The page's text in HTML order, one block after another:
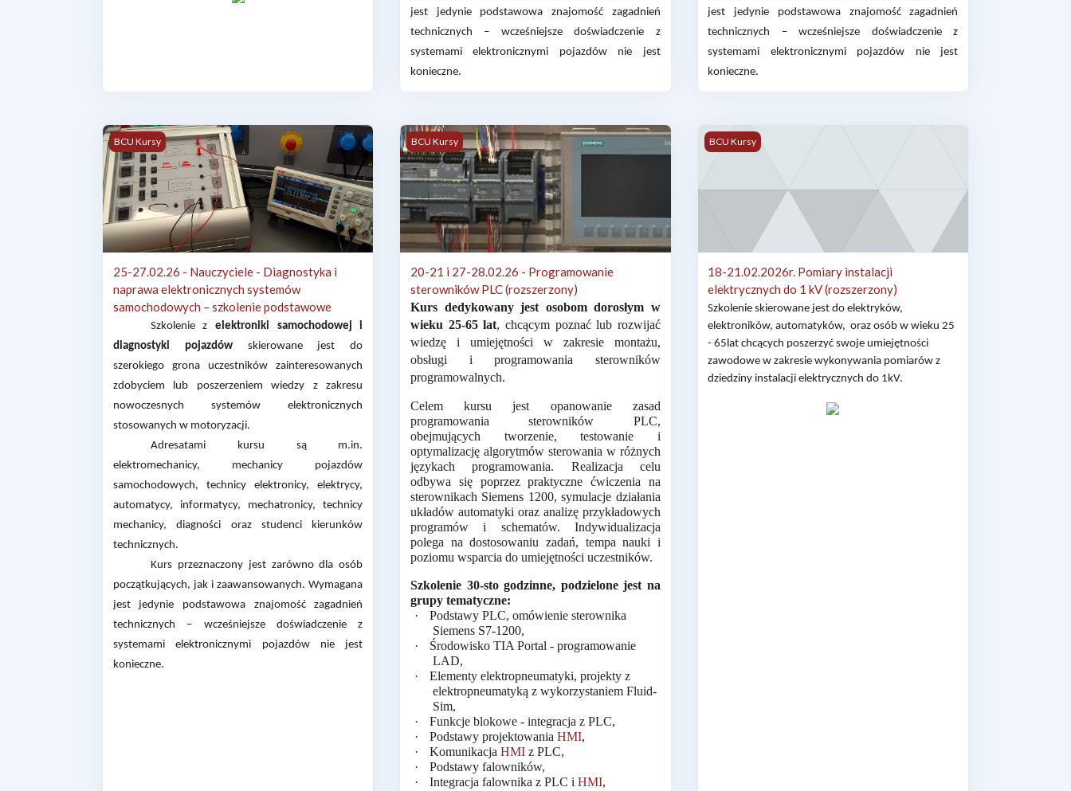
jest jedynie podstawowa znajomość zagadnień
technicznych – wcześniejsze doświadczenie z
systemami elektronicznymi pojazdów nie jest
konieczne.
jest jedynie podstawowa znajomość zagadnień
technicznych – wcześniejsze doświadczenie z
systemami elektronicznymi pojazdów nie jest
konieczne.
25-27.02.26 - Nauczyciele - Diagnostyka i naprawa elektronicznych systemów samochodowych – szkolenie podstawowe
BCU Kursy
25-27.02.26 - Nauczyciele - Diagnostyka i
naprawa elektronicznych systemów
samochodowych – szkolenie podstawowe
Szkolenie zelektroniki samochodowej i
diagnostyki pojazdówskierowane jest do
szerokiego grona uczestników zainteresowanych
zdobyciem lub poszerzeniem wiedzy z zakresu
nowoczesnych systemów elektronicznych
stosowanych w motoryzacji.
Adresatami kursu są m.in.
elektromechanicy, mechanicy pojazdów
samochodowych, technicy elektronicy, elektrycy,
automatycy, informatycy, mechatronicy, technicy
mechanicy, diagności oraz studenci kierunków
technicznych.
Kurs przeznaczony jest zarówno dla osób
początkujących, jak i zaawansowanych. Wymagana
jest jedynie podstawowa znajomość zagadnień
technicznych – wcześniejsze doświadczenie z
systemami elektronicznymi pojazdów nie jest
konieczne.
20-21 i 27-28.02.26 - Programowanie sterowników PLC (rozszerzony)
BCU Kursy
20-21 i 27-28.02.26 - Programowanie
sterowników PLC (rozszerzony)
Kurs dedykowanyjest osobom dorosłym w
wieku 25-65 lat, chcącym poznać lub rozwijać
wiedzę i umiejętności w zakresie montażu,
obsługi i programowania sterowników
programowalnych.
Celem kursu jest opanowanie zasad
programowania sterowników PLC,
obejmujących tworzenie, testowanie i
optymalizację algorytmów sterowania w różnych
językach programowania. Realizacja celu
odbywa się poprzez praktyczne ćwiczenia na
sterownikach Siemens 1200, symulacje działania
układów automatyki oraz analizę przykładowych
programów i schematów. Indywidualizacja
polega na dostosowaniu zadań, tempa nauki i
poziomu wsparcia do umiejętności uczestników.
Szkolenie 30-sto godzinne, podzielone jest na
grupy tematyczne:
·
Podstawy PLC, omówienie sterownika
Siemens S7-1200,
·
Środowisko TIA Portal - programowanie
LAD,
·
Elementy elektropneumatyki, projekty z
elektropneumatyką z wykorzystaniem Fluid-
Sim,
·
Funkcje blokowe - integracja z PLC,
·
Podstawy projektowania HMI,
·
Komunikacja HMIz PLC,
·
Podstawy falowników,
·
Integracja falownika z PLC i HMI,
18-21.02.2026r. Pomiary instalacji elektrycznych do 1 kV
BCU Kursy
18-21.02.2026r. Pomiary instalacji
elektrycznych do 1 kV (rozszerzony)
Szkolenie skierowane jest do elektryków,
elektroników, automatyków, oraz osób w wieku 25
- 65lat chcących poszerzyć swoje umiejętności
zawodowe w zakresie wykonywania pomiarów z
dziedziny instalacji elektrycznych do 1kV.